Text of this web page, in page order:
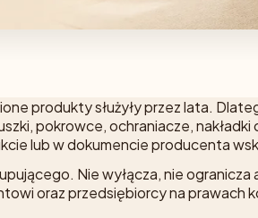
produkty służyły przez lata.
pokrowce, ochraniacze,
lub w dokumencie producenta
Nie wyłącza, nie
oraz przedsiębiorcy na